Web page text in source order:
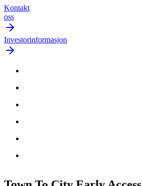
Kontakt
oss
Investorinformasjon